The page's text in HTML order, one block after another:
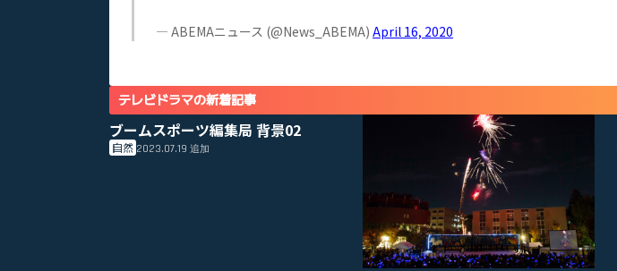
— ABEMAニュース (@News_ABEMA) April 16, 2020
テレビドラマの新着記事
ブームスポーツ編集局 背景02
自然 2023.07.19追加